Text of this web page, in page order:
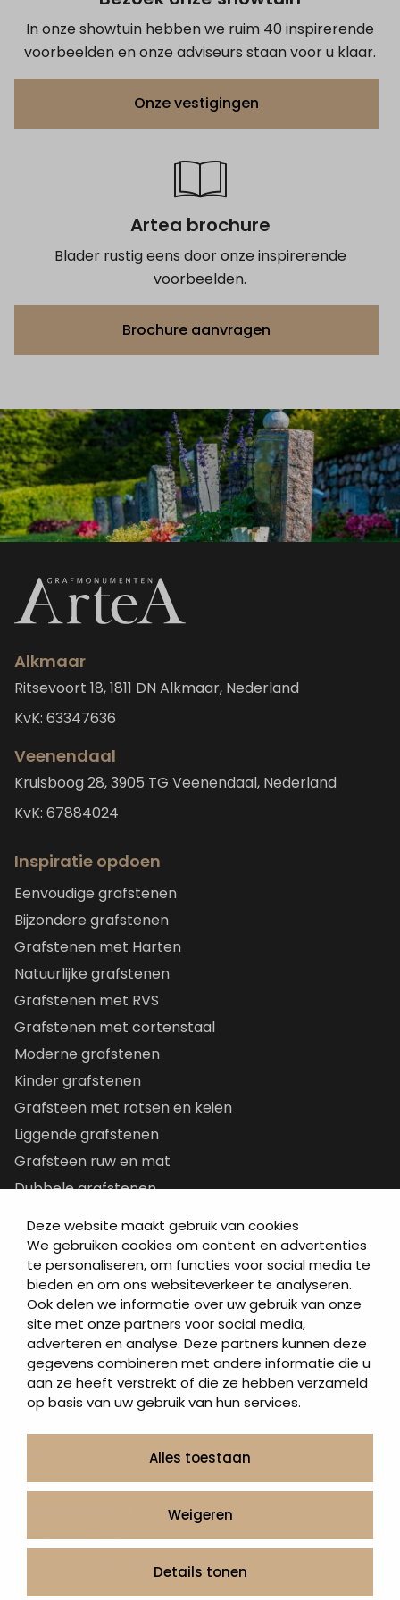
Deze website maakt gebruik van cookies
We gebruiken cookies om content en advertenties
te personaliseren, om functies voor social media te
bieden en om ons websiteverkeer te analyseren.
Ook delen we informatie over uw gebruik van onze
site met onze partners voor social media,
adverteren en analyse. Deze partners kunnen deze
gegevens combineren met andere informatie die u
aan ze heeft verstrekt of die ze hebben verzameld
op basis van uw gebruik van hun services.
Alles toestaan
Weigeren
Details tonen
In onze showtuin hebben we ruim 40 inspirerende
voorbeelden en onze adviseurs staan voor u klaar.
Onze vestigingen
Artea brochure
Blader rustig eens door onze inspirerende
voorbeelden.
Brochure aanvragen
Alkmaar
Ritsevoort 18, 1811 DN Alkmaar, Nederland
KvK: 63347636
Veenendaal
Kruisboog 28, 3905 TG Veenendaal, Nederland
KvK: 67884024
Inspiratie opdoen
Eenvoudige grafstenen
Bijzondere grafstenen
Grafstenen met Harten
Natuurlijke grafstenen
Grafstenen met RVS
Grafstenen met cortenstaal
Moderne grafstenen
Kinder grafstenen
Grafsteen met rotsen en keien
Liggende grafstenen
Grafsteen ruw en mat
Dubbele grafstenen
Letterplaten
Grafzerken kopen
Direct naar
Grafstenen
As artikelen
Urngrafmonumenten
Informatie
Contact
Onze werkwijze
Urnen en as sieraden webshop